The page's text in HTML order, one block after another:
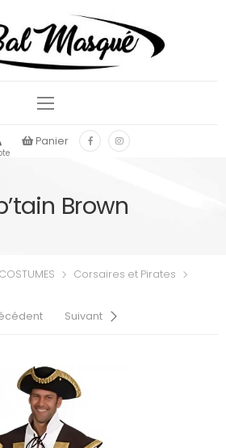
Panier
Brown
Corsaires et Pirates
Suivant